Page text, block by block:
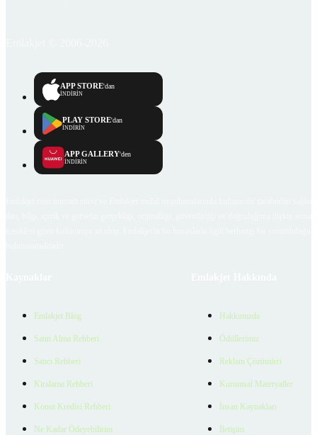
APP STORE'dan
İNDİRİN
PLAY STORE'dan
İNDİRİN
APP GALLERY'den
İNDİRİN
Emlakjet Blog
Satın Alma Rehberi
Satıcı Rehberi
Kiralama Rehberi
Konut Kredisi Rehberi
Ne Kadar Ödeyebilirim
Hakkımızda
Ödüllerimiz
Reklam Çözümleri
Kurumsal Materyaller
İnsan Kaynakları
İletişim